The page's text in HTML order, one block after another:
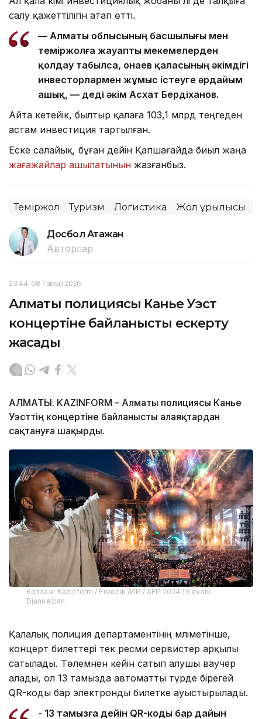
салу қажеттілігін атап өтті.
— Алматы облысының басшылығы мен
теміржолға жауапты мекемелерден
қолдау табылса, Қонаев қаласының әкімдігі
инвесторлармен жұмыс істеуге әрдайым
ашық, — деді әкім Асхат Бердіханов.
Айта кетейік, былтыр қалаға 103,1 млрд теңгеден
астам инвестиция тартылған.
Еске салайық, бұған дейін Қапшағайда биыл жаңа
жағажайлар ашылатынын жазғанбыз.
Теміржол Туризм Логистика Жол құрылысы
Досбол Атажан
Авторлар
23:44, 08 Тамыз 2026
Алматы полициясы Канье Уэст
концертіне байланысты ескерту
жасады
АЛМАТЫ. KAZINFORM – Алматы полициясы Канье
Уэсттің концертіне байланысты алаяқтардан
сақтануға шақырды.
Коллаж: Kazinform / Freepik /ИИ / AFP 2024 / Kevork
Djansezian
Қалалық полиция департаментінің мәліметінше,
концерт билеттері тек ресми сервистер арқылы
сатылады. Төлемнен кейін сатып алушы ваучер
алады, ол 13 тамызда автоматты түрде бірегей
QR-коды бар электронды билетке ауыстырылады.
- 13 тамызға дейін QR-коды бар дайын